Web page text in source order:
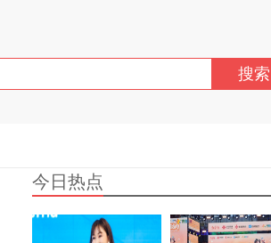
搜索
今日热点